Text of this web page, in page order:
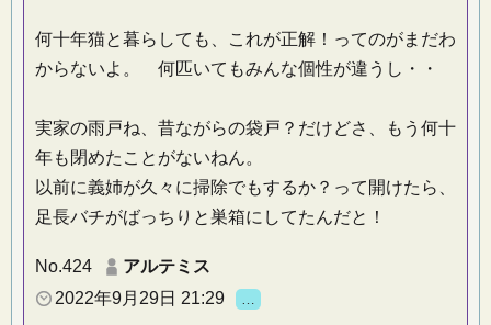
何十年猫と暮らしても、これが正解！ってのがまだわ
からないよ。 何匹いてもみんな個性が違うし・・
実家の雨戸ね、昔ながらの袋戸？だけどさ、もう何十
年も閉めたことがないねん。
以前に義姉が久々に掃除でもするか？って開けたら、
足長バチがばっちりと巣箱にしてたんだと！
No.424
アルテミス
2022年9月29日 21:29